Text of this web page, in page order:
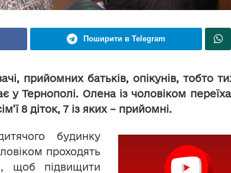
Поширити в Telegram
прийомних батьків, опікунів, тобто
у Тернополі. Олена із чоловіком
8 діток, 7 із яких – прийомні.
будинку
проходять
щоб підвищити